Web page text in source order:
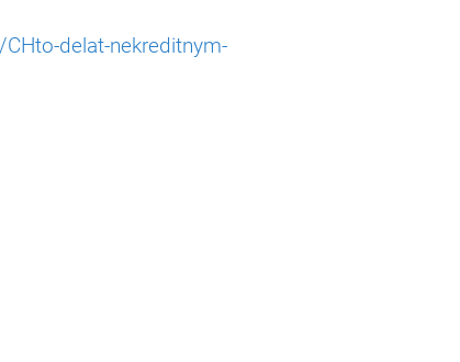
delat-nekreditnym-